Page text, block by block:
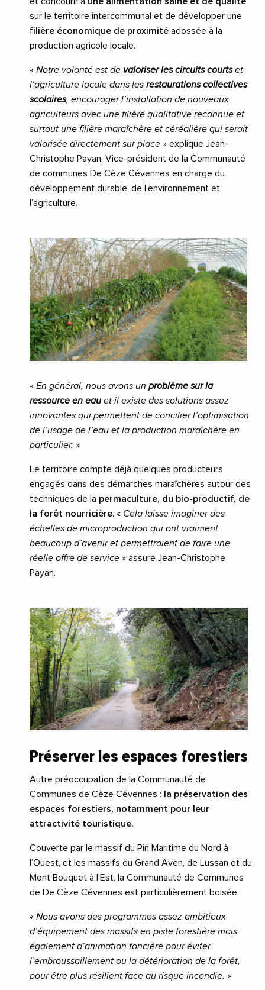
sur le territoire intercommunal et de développer une
filière économique de proximité adossée à la
production agricole locale.
« Notre volonté est de valoriser les circuits courtset
l’agriculture locale dans les restaurations collectives
scolaires, encourager l’installation de nouveaux
agriculteurs avec une filière qualitative reconnue et
surtout une filière maraîchère et céréalière qui serait
valorisée directement sur place » explique Jean-
Christophe Payan, Vice-président de la Communauté
de communes De Cèze Cévennes en charge du
développement durable, de l’environnement et
l’agriculture.
« En général, nous avons un problème sur la
ressource en eau et il existe des solutions assez
innovantes qui permettent de concilier l’optimisation
de l’usage de l’eau et la production maraîchère en
particulier. »
Le territoire compte déjà quelques producteurs
engagés dans des démarches maraîchères autour des
techniques de la permaculture, du bio-productif, de
la forêt nourricière. « Cela laisse imaginer des
échelles de microproduction qui ont vraiment
beaucoup d’avenir et permettraient de faire une
réelle offre de service » assure Jean-Christophe
Payan.
Préserver les espaces forestiers
Autre préoccupation de la Communauté de
Communes de Cèze Cévennes : la préservation des
espaces forestiers, notamment pour leur
attractivité touristique.
Couverte par le massif du Pin Maritime du Nord à
l’Ouest, et les massifs du Grand Aven, de Lussan et du
Mont Bouquet à l’Est, la Communauté de Communes
de De Cèze Cévennes est particulièrement boisée.
« Nous avons des programmes assez ambitieux
d’équipement des massifs en piste forestière mais
également d’animation foncière pour éviter
l’embroussaillement ou la détérioration de la forêt,
pour être plus résilient face au risque incendie. »